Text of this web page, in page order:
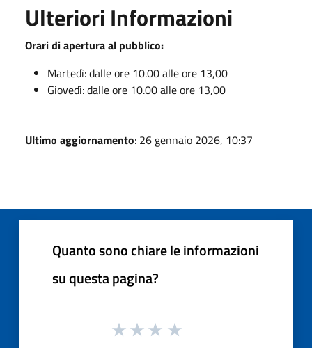
Ulteriori Informazioni
Orari di apertura al pubblico:
Martedì: dalle ore 10.00 alle ore 13,00
Giovedì: dalle ore 10.00 alle ore 13,00
Ultimo aggiornamento: 26 gennaio 2026, 10:37
Quanto sono chiare le informazioni
su questa pagina?